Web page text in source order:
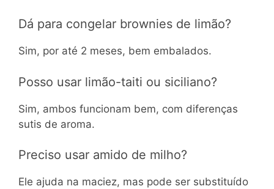
Dá para congelar brownies de limão?
Sim, por até 2 meses, bem embalados.
Posso usar limão-taiti ou siciliano?
Sim, ambos funcionam bem, com diferenças
sutis de aroma.
Preciso usar amido de milho?
Ele ajuda na maciez, mas pode ser substituído